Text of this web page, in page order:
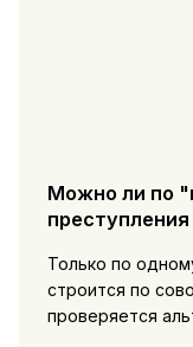
Можно ли по
Только по
строится по
проверяется